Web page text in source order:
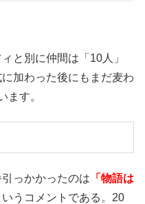
と別に仲間は「10人」
加わった後にもまだ麦わ
ます。
っかかったのは 「物語は
いうコメントである。20